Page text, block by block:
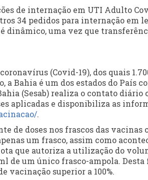
de internação em UTI Adulto
34 pedidos para internação em
dinâmico, uma vez que
(Covid-19), dos quais
a Bahia é um dos estados do País
(Sesab) realiza o contato
aplicadas e disponibiliza as
.
de doses nos frascos das vacinas
um frasco, assim como
que autoriza a utilização do
de um único frasco-ampola. Desta
vacinação superior a 100%.